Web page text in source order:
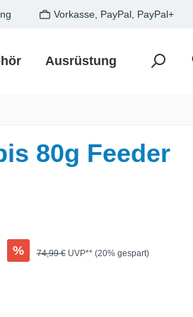
Vorkasse, PayPal, PayPal+
Ausrüstung Zielfisch
80g Feeder
% Regulärer Preis:
74,99 € UVP** (20% gespart)